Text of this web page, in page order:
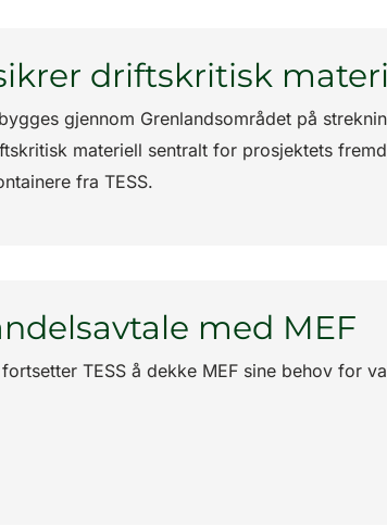
driftskritisk
gjennom Grenlandsområdet på
materiell sentralt for prosjektets
fra TESS.
med MEF
TESS å dekke MEF sine behov for